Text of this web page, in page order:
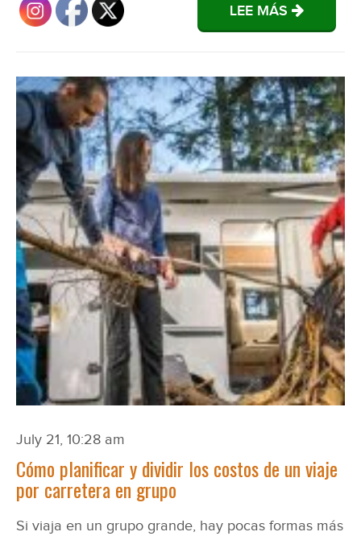
LEE MÁS
July 21, 10:28 am
Cómo planificar y dividir los costos de un viaje
por carretera en grupo
Si viaja en un grupo grande, hay pocas formas más